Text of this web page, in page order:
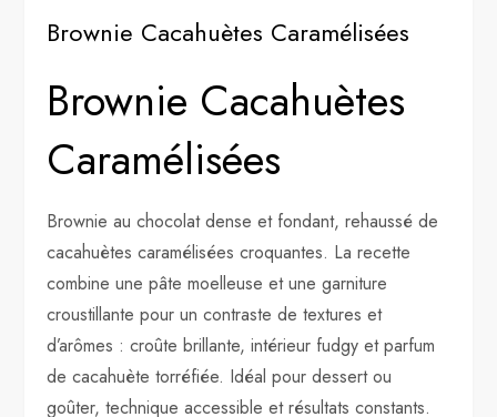
Brownie Cacahuètes Caramélisées
Brownie Cacahuètes
Caramélisées
Brownie au chocolat dense et fondant, rehaussé de
cacahuètes caramélisées croquantes. La recette
combine une pâte moelleuse et une garniture
croustillante pour un contraste de textures et
d’arômes : croûte brillante, intérieur fudgy et parfum
de cacahuète torréfiée. Idéal pour dessert ou
goûter, technique accessible et résultats constants.